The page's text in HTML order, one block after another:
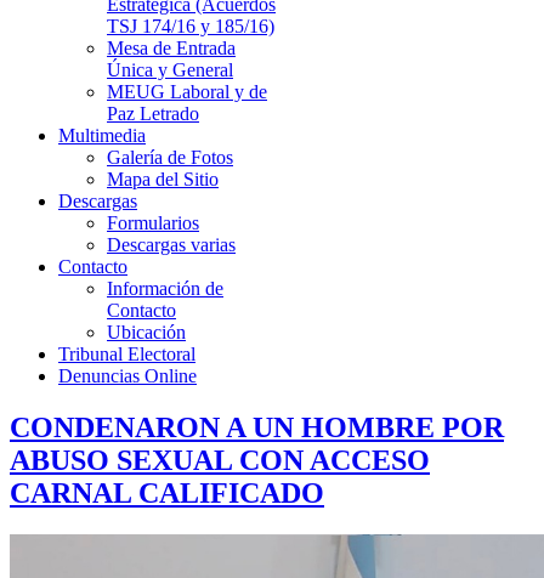
Estratégica (Acuerdos
TSJ 174/16 y 185/16)
Mesa de Entrada
Única y General
MEUG Laboral y de
Paz Letrado
Multimedia
Galería de Fotos
Mapa del Sitio
Descargas
Formularios
Descargas varias
Contacto
Información de
Contacto
Ubicación
Tribunal Electoral
Denuncias Online
CONDENARON A UN HOMBRE POR
ABUSO SEXUAL CON ACCESO
CARNAL CALIFICADO